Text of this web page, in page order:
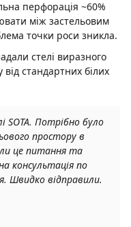
перфорація ~60%
між застельовим
точки роси зникла.
стелі виразного
стандартних білих
SOTA. Потрібно було
простору в
це питання та
консультація по
Швидко відправили.